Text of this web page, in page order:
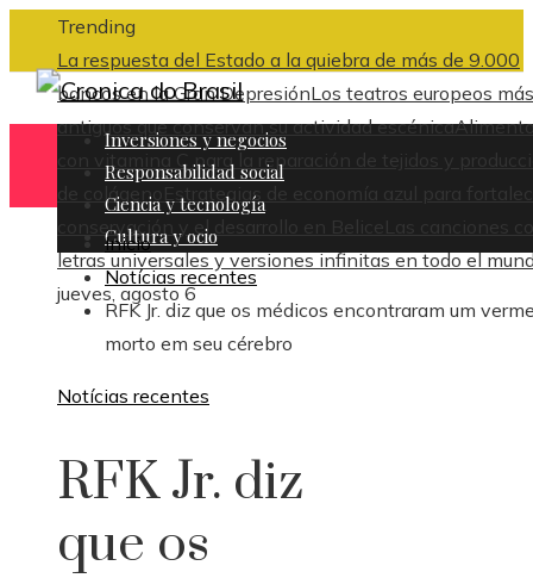
Trending
La respuesta del Estado a la quiebra de más de 9.000
bancos en la Gran DepresiónLos teatros europeos más
antiguos que conservan su actividad escénica
con vitamina C para la reparación de tejidos y
de colágeno Estrategias de economía azul para
conservación y el desarrollo en Belice Las canciones
letras universales y versiones infinitas en todo el
jueves, agosto 6
Inversiones y negocios
Responsabilidad social
Ciencia y tecnología
Cultura y ocio
Inicio
Notícias recentes
RFK Jr. diz que os médicos encontraram um
morto em seu cérebro
Notícias recentes
RFK Jr. diz
que os